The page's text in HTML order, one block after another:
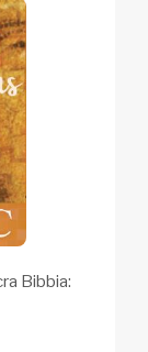
Bibbia: